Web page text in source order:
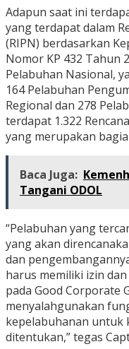
Adapun saat ini
yang terdapat dalam
(RIPN) berdasarkan
Nomor KP 432 Tahun
Pelabuhan Nasional,
164 Pelabuhan
Regional dan 278
terdapat 1.322
yang merupakan
Baca Juga:
Tangani ODOL
“Pelabuhan yang
yang akan
dan
harus memiliki izin
pada Good Corporate
menyalahgunakan
kepelabuhanan untuk
ditentukan,” tegas